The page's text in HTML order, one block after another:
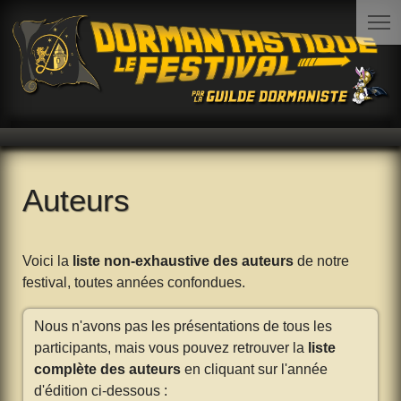
Auteurs
Voici la liste non-exhaustive des auteurs de notre
festival, toutes années confondues.
Nous n'avons pas les présentations de tous les
participants, mais vous pouvez retrouver la liste
complète des auteurs en cliquant sur l'année
d'édition ci-dessous :